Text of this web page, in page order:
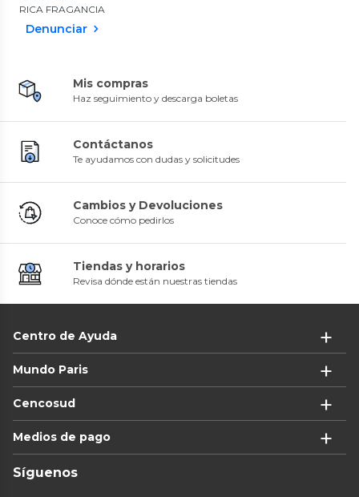
RICA FRAGANCIA
Denunciar
Mis compras
Haz seguimiento y descarga boletas
Contáctanos
Te ayudamos con dudas y solicitudes
Cambios y Devoluciones
Conoce cómo pedirlos
Tiendas y horarios
Revisa dónde están nuestras tiendas
Centro de Ayuda
Mundo Paris
Cencosud
Medios de pago
Síguenos